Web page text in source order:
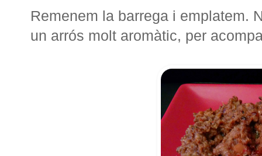
Remenem la barrega i emplatem.
un arrós molt aromàtic, per